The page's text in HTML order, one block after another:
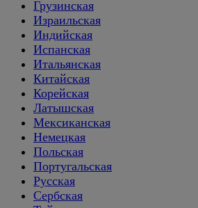
Грузинская
Израильская
Индийская
Испанская
Итальянская
Китайская
Корейская
Латышская
Мексиканская
Немецкая
Польская
Португальская
Русская
Сербская